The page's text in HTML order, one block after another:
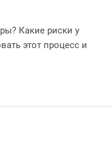
Какие риски у
этот процесс и